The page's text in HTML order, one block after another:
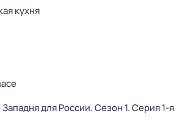
кухня
для России. Сезон 1. Серия 1-я